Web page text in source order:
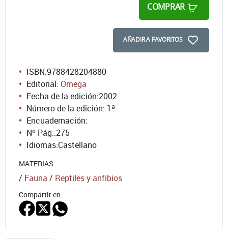
COMPRAR
AÑADIR A FAVORITOS
ISBN:9788428204880
Editorial: Omega
Fecha de la edición:2002
Número de la edición: 1ª
Encuadernación:
Nº Pág.:275
Idiomas:Castellano
MATERIAS:
/ Fauna / Reptiles y anfibios
Compartir en: